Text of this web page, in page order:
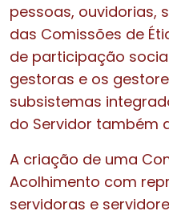
pessoas, ouvidorias,
das Comissões de
de participação
gestoras e os
subsistemas
do Servidor também
A criação de uma
Acolhimento com
servidoras e